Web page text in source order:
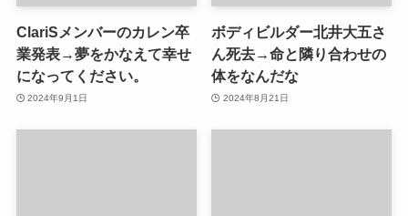
ClariSメンバーのカレン卒
業発表→夢をかなえて幸せ
になってください。
2024年9月1日
ボディビルダー北井大五さ
ん死去→命と隣り合わせの
体をなんだな
2024年8月21日